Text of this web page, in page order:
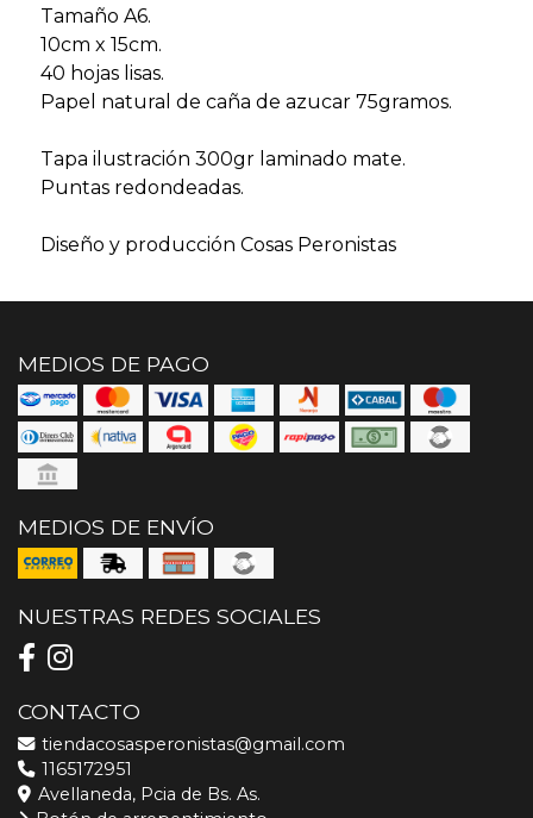
Tamaño A6.
10cm x 15cm.
40 hojas lisas.
Papel natural de caña de azucar 75gramos.
Tapa ilustración 300gr laminado mate.
Puntas redondeadas.
Diseño y producción Cosas Peronistas
MEDIOS DE PAGO
MEDIOS DE ENVÍO
NUESTRAS REDES SOCIALES
CONTACTO
tiendacosasperonistas@gmail.com
1165172951
Avellaneda, Pcia de Bs. As.